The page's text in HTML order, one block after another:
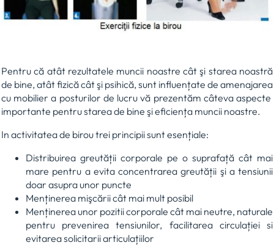
Pentru că atât rezultatele muncii noastre cât şi starea noastră
de bine, atât fizică cât şi psihică, sunt influențate de amenajarea
cu mobilier a posturilor de lucru vă prezentăm câteva aspecte
importante pentru starea de bine şi eficiența muncii noastre.
In activitatea de birou trei principii sunt esențiale:
Distribuirea greutății corporale pe o suprafață cât mai
mare pentru a evita concentrarea greutății şi a tensiunii
doar asupra unor puncte
Menținerea mişcării cât mai mult posibil
Menținerea unor pozitii corporale cât mai neutre, naturale
pentru prevenirea tensiunilor, facilitarea circulației si
evitarea solicitarii articulațiilor